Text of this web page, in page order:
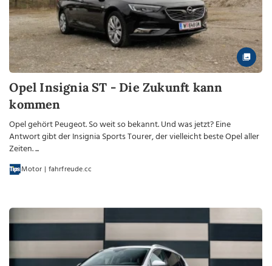
Opel Insignia ST - Die Zukunft kann
kommen
Opel gehört Peugeot. So weit so bekannt. Und was jetzt? Eine
Antwort gibt der Insignia Sports Tourer, der vielleicht beste Opel aller
Zeiten. ...
Motor | fahrfreude.cc